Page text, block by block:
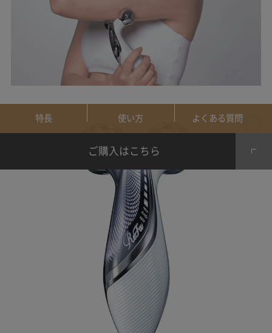
特長 使い方 よくある質問
ご購入はこちら